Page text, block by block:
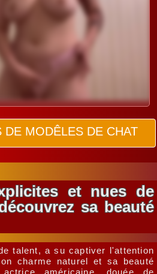
DE MODÊLES DE CHAT
et nues de
sa beauté
talent, a su captiver l'attention
charme naturel et sa beauté
américaine, douée de